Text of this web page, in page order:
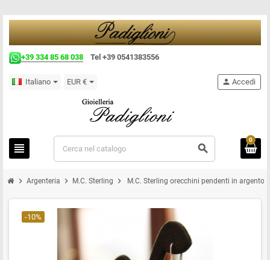
+39 334 85 68 038 Tel +39 0541383556
Italiano EUR €
view_headline search
person Accedi
0
chevron_right Argenteria chevron_right M.C. Sterling chevron_right M.C. Sterling orecchini pendenti in argento
-10%